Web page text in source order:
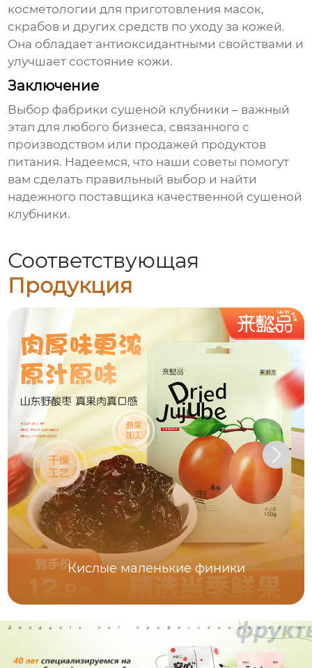
косметологии для приготовления масок,
скрабов и других средств по уходу за кожей.
Она обладает антиоксидантными свойствами и
улучшает состояние кожи.
Заключение
Выбор фабрики сушеной клубники – важный
этап для любого бизнеса, связанного с
производством или продажей продуктов
питания. Надеемся, что наши советы помогут
вам сделать правильный выбор и найти
надежного поставщика качественной сушеной
клубники.
Соответствующая
Продукция
Кислые маленькие финики